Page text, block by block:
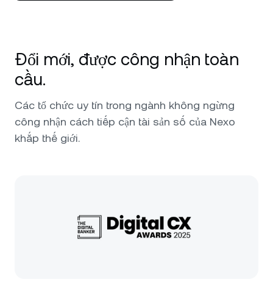
Đổi mới, được công nhận toàn
cầu.
Các tổ chức uy tín trong ngành không ngừng
công nhận cách tiếp cận tài sản số của Nexo
khắp thế giới.